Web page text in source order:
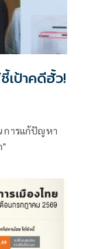
เป้าคดีฮั้ว!
การแก้ปัญหา